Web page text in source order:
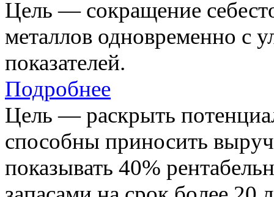
Цель — сокращение
металлов одновременно с
показателей.
Подробнее
Цель — раскрыть
способны приносить
показывать 40%